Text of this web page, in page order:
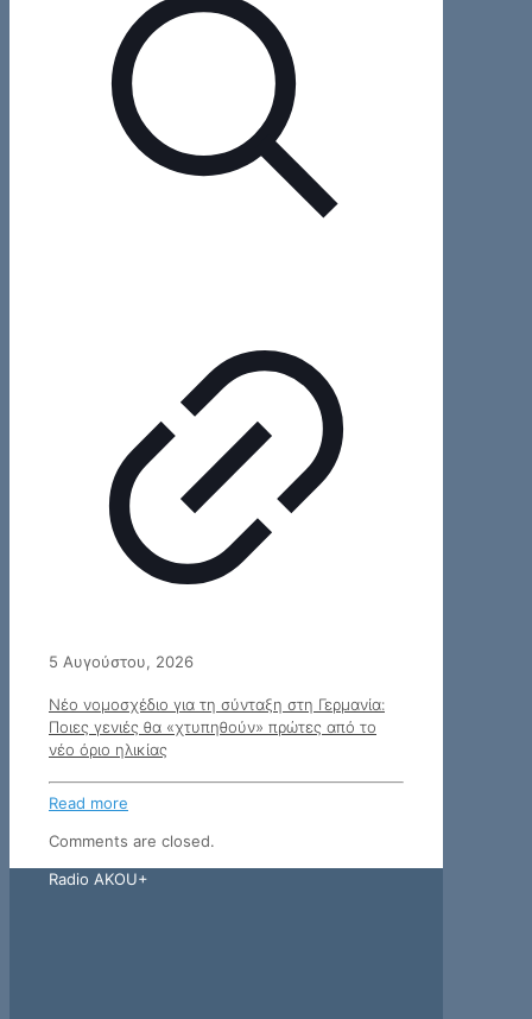
5 Αυγούστου, 2026
Νέο νομοσχέδιο για τη σύνταξη στη Γερμανία:
Ποιες γενιές θα «χτυπηθούν» πρώτες από το
νέο όριο ηλικίας
Read more
Comments are closed.
Radio AKOU+